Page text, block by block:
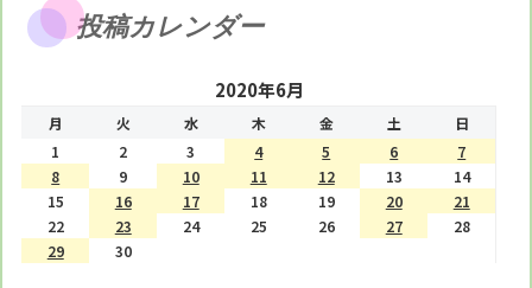
投稿カレンダー
2020年6月
月 火 水 木 金 土
日
1
2 3 4 5 6
7
8
9 10 11 12 13
14
15
16 17 18 19 20
21
22
23 24 25 26 27
28
29
30